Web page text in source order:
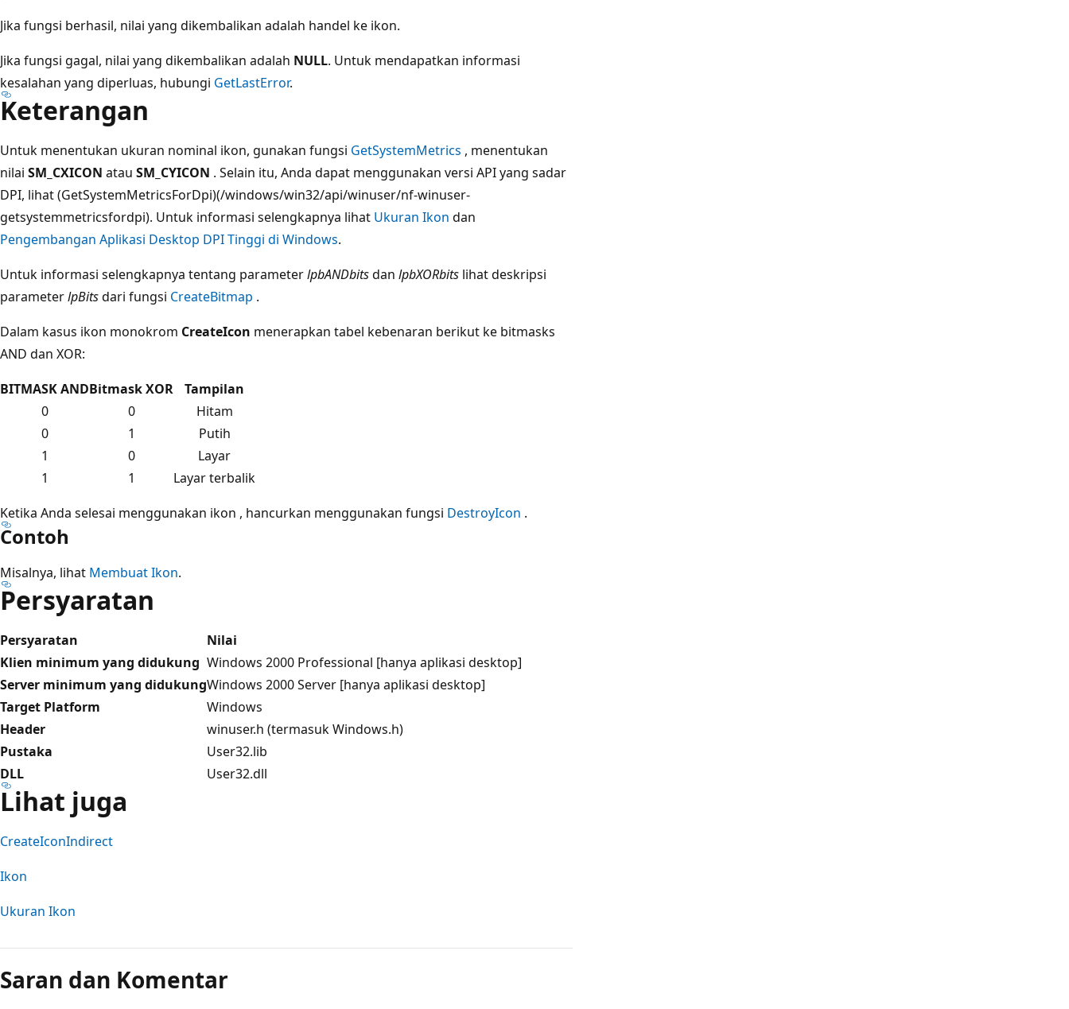
Jika fungsi berhasil, nilai yang dikembalikan adalah handel ke ikon.
Jika fungsi gagal, nilai yang dikembalikan adalah NULL. Untuk mendapatkan informasi
kesalahan yang diperluas, hubungi GetLastError.
Keterangan
Untuk menentukan ukuran nominal ikon, gunakan fungsi GetSystemMetrics , menentukan
nilai SM_CXICON atau SM_CYICON . Selain itu, Anda dapat menggunakan versi API yang sadar
DPI, lihat (GetSystemMetricsForDpi)(/windows/win32/api/winuser/nf-winuser-
getsystemmetricsfordpi). Untuk informasi selengkapnya lihat Ukuran Ikon dan
Pengembangan Aplikasi Desktop DPI Tinggi di Windows.
Untuk informasi selengkapnya tentang parameterlpbANDbitsdan lpbXORbits lihat deskripsi
parameterlpBitsdari fungsi CreateBitmap .
Dalam kasus ikon monokrom CreateIcon menerapkan tabel kebenaran berikut ke bitmasks
AND dan XOR:
BITMASK ANDBitmask XOR
Tampilan
0
0
Hitam
0
1
Putih
1
0
Layar
1
1
Layar terbalik
Ketika Anda selesai menggunakan ikon , hancurkan menggunakan fungsi DestroyIcon .
Contoh
Misalnya, lihat Membuat Ikon.
Persyaratan
Persyaratan
Nilai
Klien minimum yang didukung Windows 2000 Professional [hanya aplikasi desktop]
Server minimum yang didukungWindows 2000 Server [hanya aplikasi desktop]
Target Platform
Windows
Header
winuser.h (termasuk Windows.h)
Pustaka
User32.lib
DLL
User32.dll
Lihat juga
CreateIconIndirect
Ikon
Ukuran Ikon
Saran dan Komentar